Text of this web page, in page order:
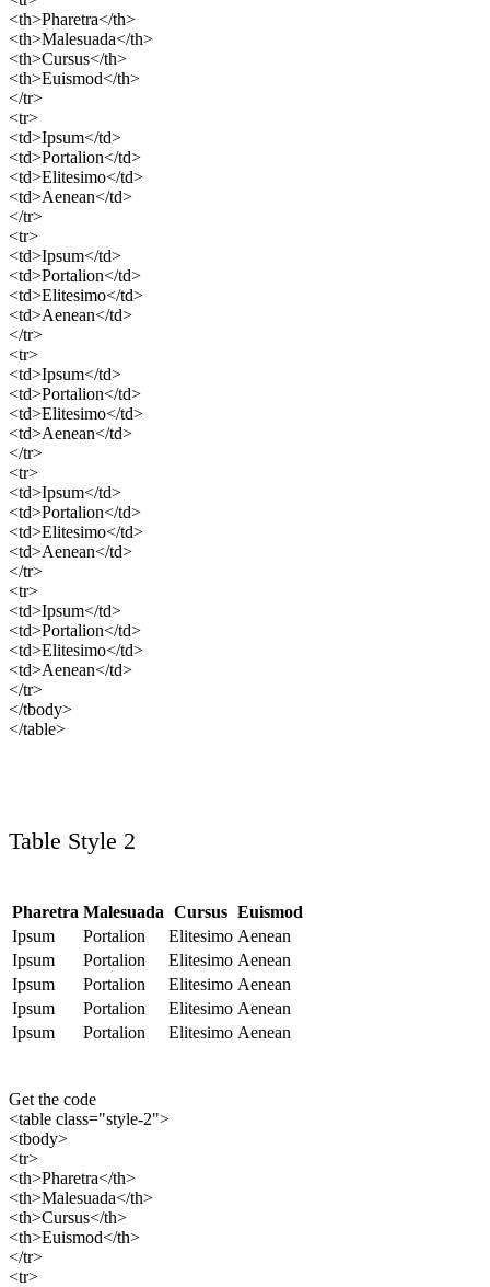
<th>Pharetra</th>
<th>Malesuada</th>
<th>Cursus</th>
<th>Euismod</th>
</tr>
<tr>
<td>Ipsum</td>
<td>Portalion</td>
<td>Elitesimo</td>
<td>Aenean</td>
</tr>
<tr>
<td>Ipsum</td>
<td>Portalion</td>
<td>Elitesimo</td>
<td>Aenean</td>
</tr>
<tr>
<td>Ipsum</td>
<td>Portalion</td>
<td>Elitesimo</td>
<td>Aenean</td>
</tr>
<tr>
<td>Ipsum</td>
<td>Portalion</td>
<td>Elitesimo</td>
<td>Aenean</td>
</tr>
<tr>
<td>Ipsum</td>
<td>Portalion</td>
<td>Elitesimo</td>
<td>Aenean</td>
</tr>
</tbody>
</table>
Table Style 2
Pharetra Malesuada Cursus Euismod
Ipsum
Portalion Elitesimo Aenean
Ipsum
Portalion Elitesimo Aenean
Ipsum
Portalion Elitesimo Aenean
Ipsum
Portalion Elitesimo Aenean
Ipsum
Portalion Elitesimo Aenean
Get the code
<table class="style-2">
<tbody>
<tr>
<th>Pharetra</th>
<th>Malesuada</th>
<th>Cursus</th>
<th>Euismod</th>
</tr>
<tr>